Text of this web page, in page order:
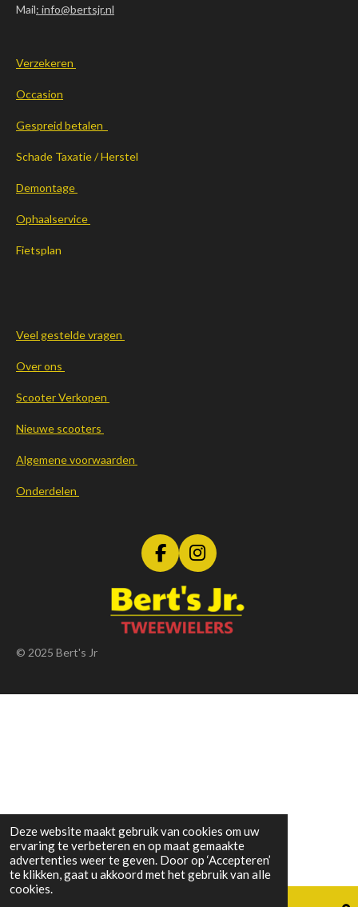
Deze website maakt gebruik van cookies om uw
ervaring te verbeteren en op maat gemaakte
advertenties weer te geven. Door op ‘Accepteren’
te klikken, gaat u akkoord met het gebruik van alle
cookies.
Mail: info@bertsjr.nl
Verzekeren
Occasion
Gespreid betalen
Schade Taxatie / Herstel
Demontage
Ophaalservice
Fietsplan
Veel gestelde vragen
Over ons
Scooter Verkopen
Nieuwe scooters
Algemene voorwaarden
Onderdelen
F
a
c
e
b
I
n
s
t
a
© 2025 Bert's Jr